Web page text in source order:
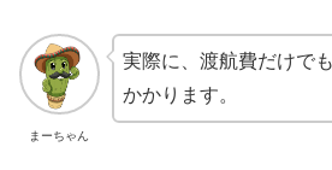
まーちゃん
実際に、渡航費だけで
かかります。